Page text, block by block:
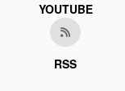
YOUTUBE
RSS